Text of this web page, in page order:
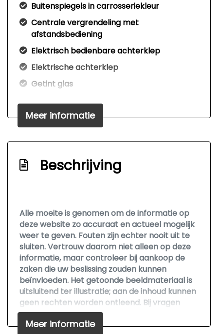
Buitenspiegels in carrosseriekleur
Centrale vergrendeling met
afstandsbediening
Elektrisch bedienbare achterklep
Elektrische achterklep
Getint glas
Koplampen adaptief
Panoramadak
S-line
Sportonderstel
Trekhaak met afneembare kogel
Warmtewerend glas
Interieur
Achterbank in delen neerklapbaar
Armsteun achter
Meer informatie
Beschrijving
Alle moeite is genomen om de informatie op
deze website zo accuraat en actueel mogelijk
weer te geven. Fouten zijn echter nooit uit te
sluiten. Vertrouw daarom niet alleen op deze
informatie, maar controleer bij aankoop de
zaken die uw beslissing zouden kunnen
beïnvloeden. Het getoonde beeldmateriaal is
uitsluitend ter illustratie; aan de inhoud kunnen
geen rechten worden ontleend. Bij vragen
kunt u gerust contact opnemen.
Meer informatie